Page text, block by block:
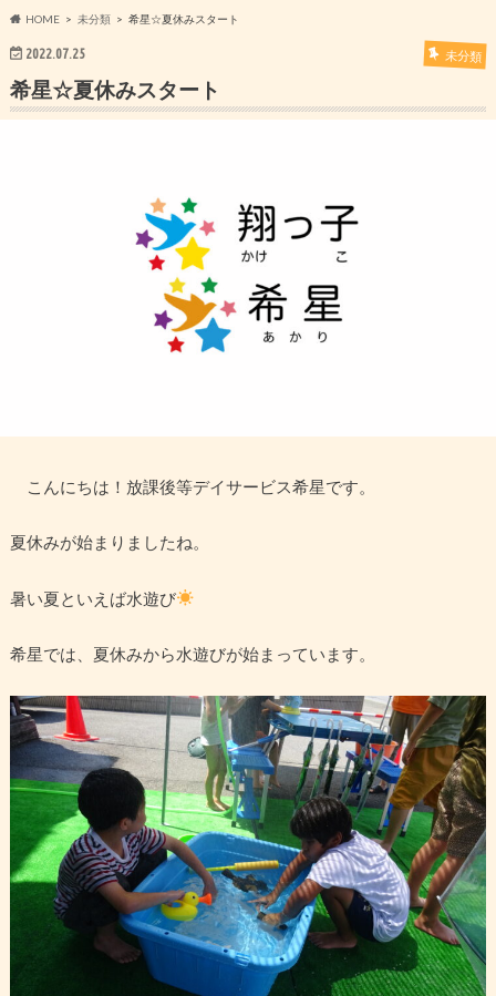
HOME 未分類 希星☆夏休みスタート
2022.07.25 未分類
希星☆夏休みスタート
こんにちは！放課後等デイサービス希星です。
夏休みが始まりましたね。
暑い夏といえば水遊び
希星では、夏休みから水遊びが始まっています。